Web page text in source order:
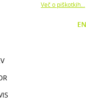
Več o piškotkih...
EN